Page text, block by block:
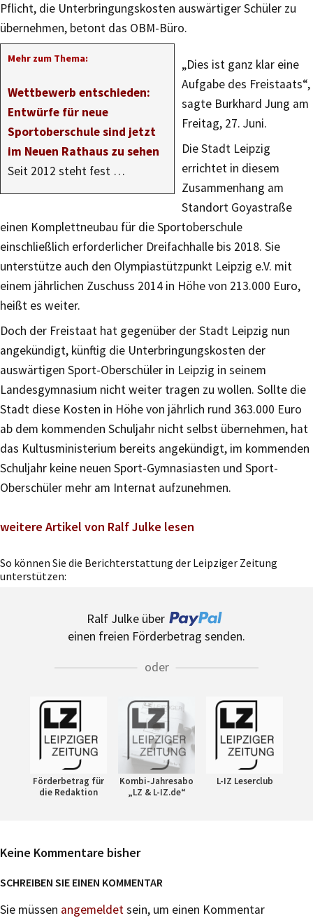
Pflicht, die Unterbringungskosten auswärtiger Schüler zu
übernehmen, betont das OBM-Büro.
Mehr zum Thema:
Wettbewerb entschieden:
Entwürfe für neue
Sportoberschule sind jetzt
im Neuen Rathaus zu sehen
Seit 2012 steht fest …
„Dies ist ganz klar eine
Aufgabe des Freistaats“,
sagte Burkhard Jung am
Freitag, 27. Juni.
Die Stadt Leipzig
errichtet in diesem
Zusammenhang am
Standort Goyastraße
einen Komplettneubau für die Sportoberschule
einschließlich erforderlicher Dreifachhalle bis 2018. Sie
unterstütze auch den Olympiastützpunkt Leipzig e.V. mit
einem jährlichen Zuschuss 2014 in Höhe von 213.000 Euro,
heißt es weiter.
Doch der Freistaat hat gegenüber der Stadt Leipzig nun
angekündigt, künftig die Unterbringungskosten der
auswärtigen Sport-Oberschüler in Leipzig in seinem
Landesgymnasium nicht weiter tragen zu wollen. Sollte die
Stadt diese Kosten in Höhe von jährlich rund 363.000 Euro
ab dem kommenden Schuljahr nicht selbst übernehmen, hat
das Kultusministerium bereits angekündigt, im kommenden
Schuljahr keine neuen Sport-Gymnasiasten und Sport-
Oberschüler mehr am Internat aufzunehmen.
weitere Artikel von Ralf Julke lesen
So können Sie die Berichterstattung der Leipziger Zeitung
unterstützen:
Ralf Julke über
einen freien Förderbetrag senden.
oder
Förderbetrag für
die Redaktion
Kombi-Jahresabo
„LZ & L-IZ.de“
L-IZ Leserclub
Keine Kommentare bisher
SCHREIBEN SIE EINEN KOMMENTAR
Sie müssen angemeldetsein, um einen Kommentar